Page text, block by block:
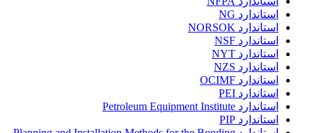
استاندارد NG
استاندارد NORSOK
استاندارد NSF
استاندارد NYT
استاندارد NZS
استاندارد OCIMF
استاندارد PEI
استاندارد Petroleum Equipment Institute
استاندارد PIP